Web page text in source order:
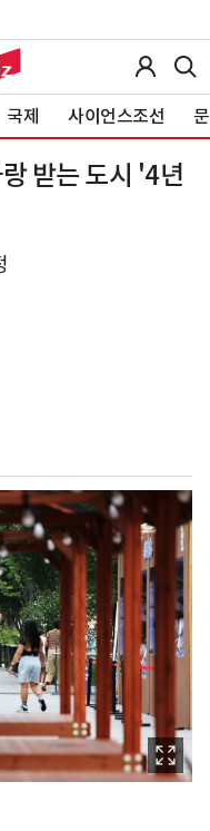
국제 사이언스조선
받는 도시 '4년